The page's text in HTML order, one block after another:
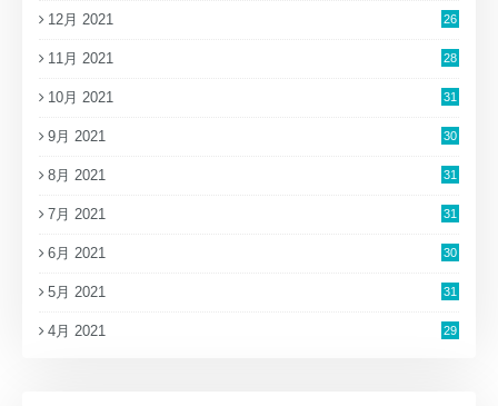
12月 2021 26
11月 2021 28
10月 2021 31
9月 2021 30
8月 2021 31
7月 2021 31
6月 2021 30
5月 2021 31
4月 2021 29